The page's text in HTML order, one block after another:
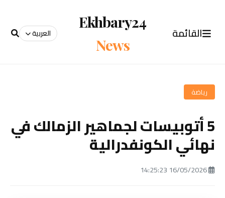
القائمة
Ekhbary24
News
العربية
رياضة
5 أتوبيسات لجماهير الزمالك في
نهائي الكونفدرالية